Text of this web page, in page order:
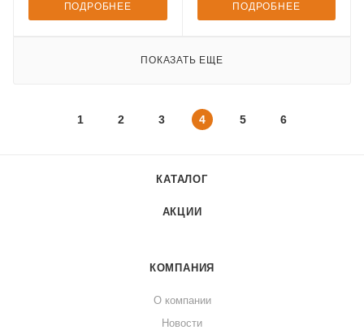
ПОДРОБНЕЕ ПОДРОБНЕЕ
ПОКАЗАТЬ ЕЩЕ
1 2 3 4 5 6
КАТАЛОГ
АКЦИИ
КОМПАНИЯ
О компании
Новости